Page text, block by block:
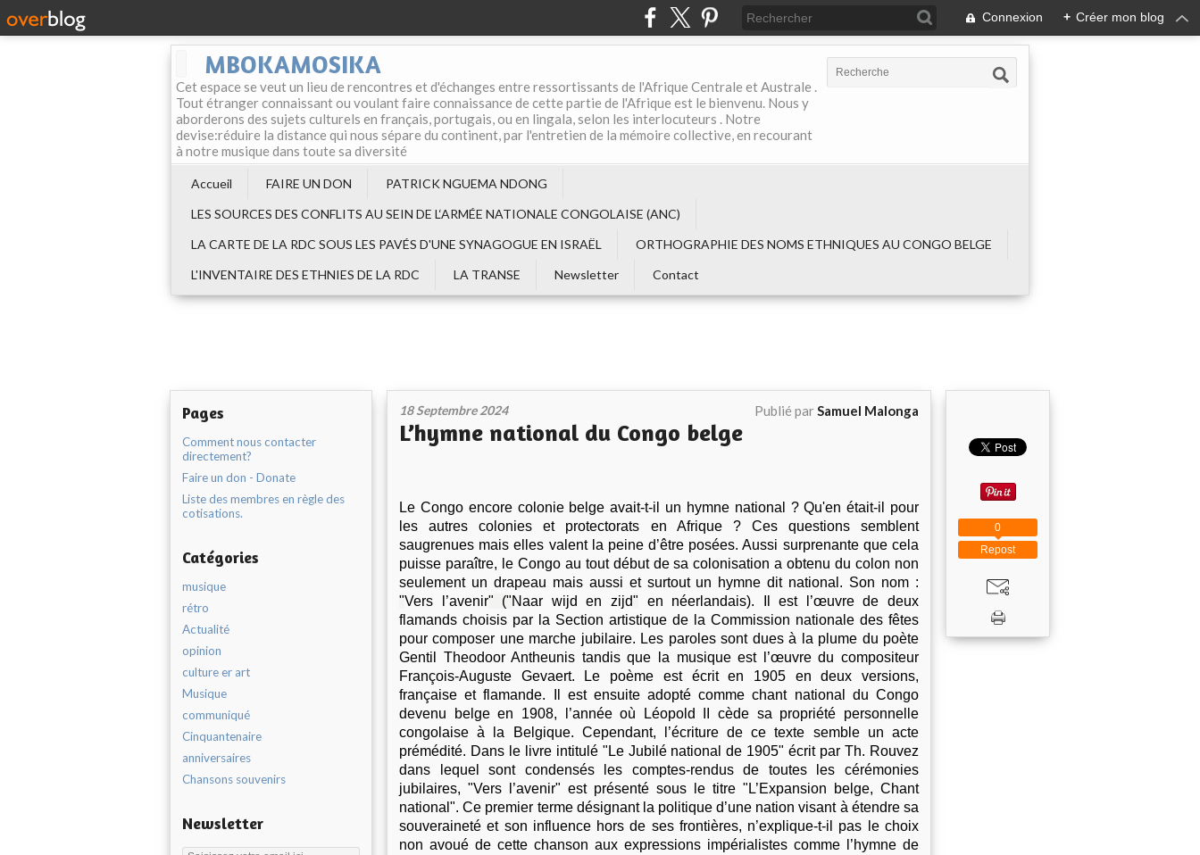
Connexion + Créer mon blog
MBOKAMOSIKA
Cet espace se veut un lieu de rencontres et d'échanges entre ressortissants de l'Afrique Centrale et Australe .
Tout étranger connaissant ou voulant faire connaissance de cette partie de l'Afrique est le bienvenu. Nous y
aborderons des sujets culturels en français, portugais, ou en lingala, selon les interlocuteurs . Notre
devise:réduire la distance qui nous sépare du continent, par l'entretien de la mémoire collective, en recourant
à notre musique dans toute sa diversité
Accueil FAIRE UN DON
PATRICK NGUEMA NDONG
LES SOURCES DES CONFLITS AU SEIN DE L‘ARMÉE NATIONALE CONGOLAISE (ANC)
LA CARTE DE LA RDC SOUS LES PAVÉS D'UNE SYNAGOGUE EN ISRAËL
ORTHOGRAPHIE DES NOMS ETHNIQUES AU CONGO BELGE
L'INVENTAIRE DES ETHNIES DE LA RDC
LA TRANSE Newsletter Contact
Pages
Comment nous contacter
directement?
Faire un don - Donate
Liste des membres en règle des
cotisations.
Catégories
musique
rétro
Actualité
opinion
culture er art
Musique
communiqué
Cinquantenaire
anniversaires
Chansons souvenirs
Newsletter
18 Septembre 2024 Publié parSamuel Malonga
L’hymne national du Congo belge
Le Congo encore colonie belge avait-t-il un hymne national ? Qu'en était-il pour
les autres colonies et protectorats en Afrique ? Ces questions semblent
saugrenues mais elles valent la peine d’être posées. Aussi surprenante que cela
puisse paraître, le Congo au tout début de sa colonisation a obtenu du colon non
seulement un drapeau mais aussi et surtout un hymne dit national. Son nom :
"Vers l’avenir" ("Naar wijd en zijd" en néerlandais). Il est l’œuvre de deux
flamands choisis par la Section artistique de la Commission nationale des fêtes
pour composer une marche jubilaire. Les paroles sont dues à la plume du poète
Gentil Theodoor Antheunis tandis que la musique est l’œuvre du compositeur
François-Auguste Gevaert. Le poème est écrit en 1905 en deux versions,
française et flamande. Il est ensuite adopté comme chant national du Congo
devenu belge en 1908, l’année où Léopold II cède sa propriété personnelle
congolaise à la Belgique. Cependant, l’écriture de ce texte semble un acte
prémédité. Dans le livre intitulé "Le Jubilé national de 1905" écrit par Th. Rouvez
dans lequel sont condensés les comptes-rendus de toutes les cérémonies
jubilaires, "Vers l’avenir" est présenté sous le titre "L’Expansion belge, Chant
national". Ce premier terme désignant la politique d’une nation visant à étendre sa
souveraineté et son influence hors de ses frontières, n’explique-t-il pas le choix
non avoué de cette chanson aux expressions impérialistes comme l’hymne de
Repost
0